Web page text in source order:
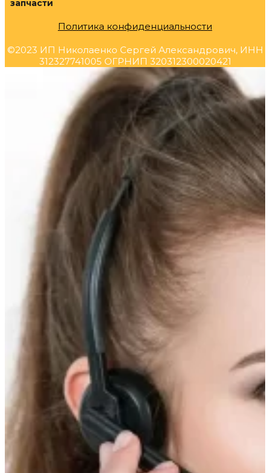
запчасти
Политика конфиденциальности
©2023 ИП Николаенко Сергей Александрович, ИНН
312327741005 ОГРНИП 320312300020421